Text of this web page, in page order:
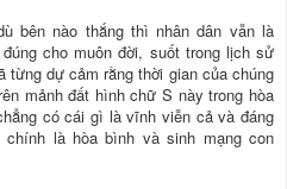
bên nào thắng thì nhân dân vẫn là
cho muôn đời, suốt trong lịch sử
dự cảm rằng thời gian của chúng
mảnh đất hình chữ S này trong hòa
có cái gì là vĩnh viễn cả và đáng
chính là hòa bình và sinh mạng con